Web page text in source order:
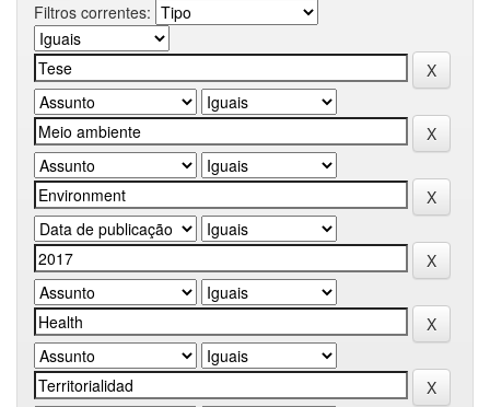
Filtros correntes: